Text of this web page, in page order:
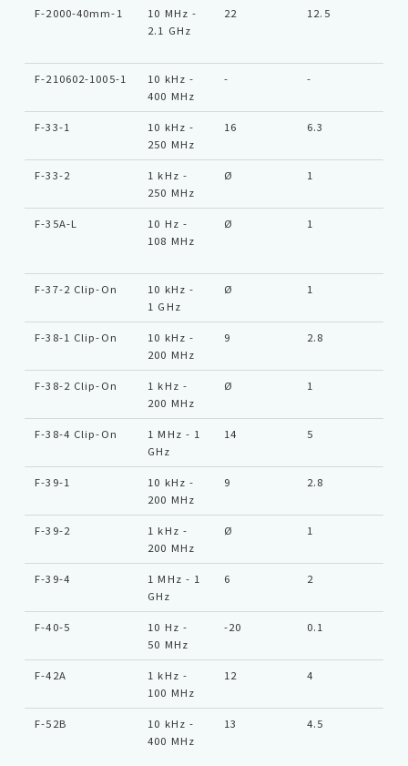
F-2000-40mm-1
10 MHz -
2.1 GHz
22 12.5
F-210602-1005-1
10 kHz -
400 MHz
- -
F-33-1
10 kHz -
250 MHz
16 6.3
F-33-2
1 kHz -
250 MHz
Ø 1
F-35A-L
10 Hz -
108 MHz
Ø 1
F-37-2 Clip-On
10 kHz -
1 GHz
Ø 1
F-38-1 Clip-On
10 kHz -
200 MHz
9 2.8
F-38-2 Clip-On
1 kHz -
200 MHz
Ø 1
F-38-4 Clip-On
1 MHz - 1
GHz
14 5
F-39-1
10 kHz -
200 MHz
9 2.8
F-39-2
1 kHz -
200 MHz
Ø 1
F-39-4
1 MHz - 1
GHz
6 2
F-40-5
10 Hz -
50 MHz
-20 0.1
F-42A
1 kHz -
100 MHz
12 4
F-52B
10 kHz -
400 MHz
13 4.5